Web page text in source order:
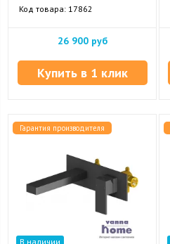
Код товара: 17862
26 900 руб
Купить в 1 клик
Гарантия производителя
В наличии